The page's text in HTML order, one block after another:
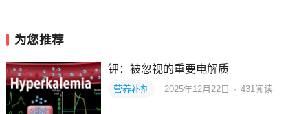
为您推荐
钾：被忽视的重要电解质
营养补剂 2025年12月22日 · 431阅读